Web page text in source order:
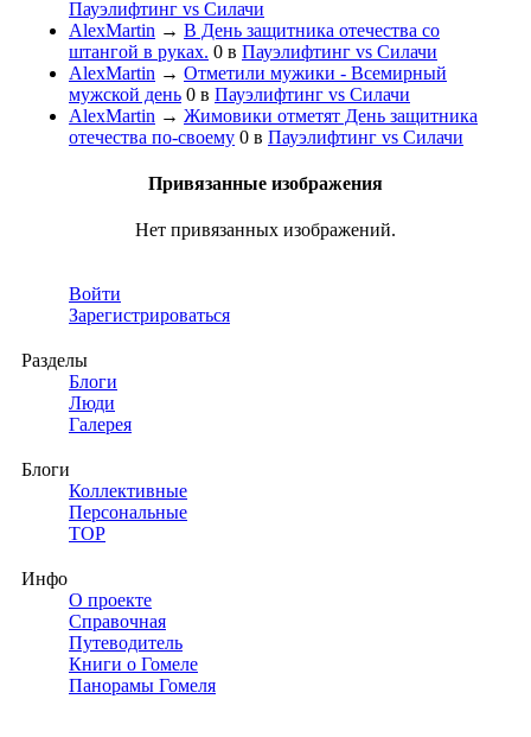
Пауэлифтинг vs Силачи
AlexMartin → В День защитника отечества со
штангой в руках. 0 в Пауэлифтинг vs Силачи
AlexMartin → Отметили мужики - Всемирный
мужской день 0 в Пауэлифтинг vs Силачи
AlexMartin → Жимовики отметят День защитника
отечества по-своему 0 в Пауэлифтинг vs Силачи
Привязанные изображения
Нет привязанных изображений.
Войти
Зарегистрироваться
Разделы
Блоги
Люди
Галерея
Блоги
Коллективные
Персональные
TOP
Инфо
О проекте
Справочная
Путеводитель
Книги о Гомеле
Панорамы Гомеля